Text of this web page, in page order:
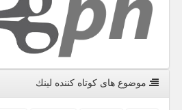
موضوع های كوتاه كننده لینك